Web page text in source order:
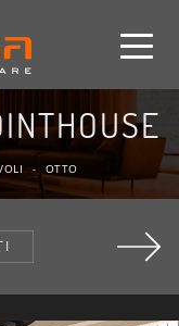
- OTTO